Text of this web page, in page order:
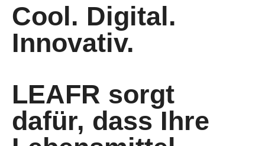
Cool. Digital.
Innovativ.
LEAFR sorgt
dafür, dass Ihre